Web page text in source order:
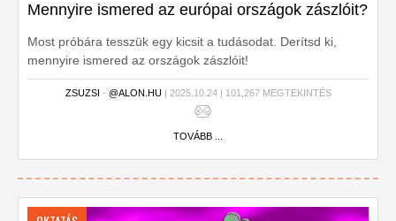
Mennyire ismered az európai országok zászlóit?
Most próbára tesszük egy kicsit a tudásodat. Derítsd ki,
mennyire ismered az országok zászlóit!
ZSUZSI - @ALON.HU| 2025.10.24 | 101,267 MEGTEKINTÉS
TOVÁBB ...